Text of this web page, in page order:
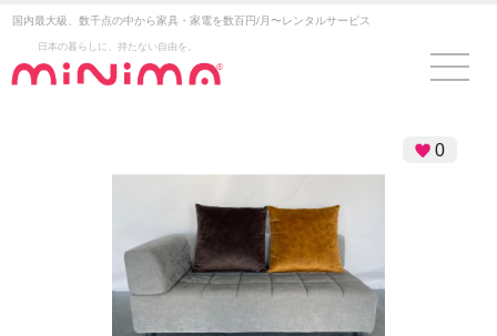
国内最大級、数千点の中から家具・家電を数百円/月〜レンタルサービス
日本の暮らしに、持たない自由を。
0